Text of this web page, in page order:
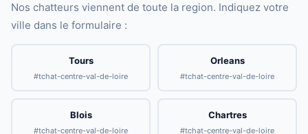
Nos chatteurs viennent de toute la region. Indiquez votre
ville dans le formulaire :
Tours
#tchat-centre-val-de-loire
Orleans
#tchat-centre-val-de-loire
Blois
#tchat-centre-val-de-loire
Chartres
#tchat-centre-val-de-loire